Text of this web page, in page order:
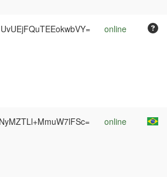
online
online